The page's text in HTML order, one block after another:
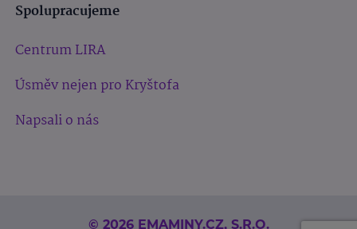
Spolupracujeme
Centrum LIRA
Úsměv nejen pro Kryštofa
Napsali o nás
© 2026 EMAMINY.CZ, S.R.O.